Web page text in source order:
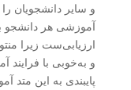
و سایر دانشجویان
آموزشی هر دانشجو
ارزیابی‌ست زیرا
و به‌خوبی با فرایند
پایبندی به این متد